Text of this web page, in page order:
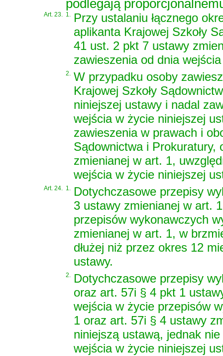
podlegają
Art. 23. 1. Przy ustalaniu łącznego
aplikanta Krajowej Szkoły
41 ust. 2 pkt 7 ustawy
zawieszenia od dnia
2. W przypadku osoby
Krajowej Szkoły
niniejszej ustawy i nadal
wejścia w życie niniejszej
zawieszenia w prawach i
Sądownictwa i
zmienianej w art. 1,
wejścia w życie niniejszej
Art. 24. 1. Dotychczasowe przepisy
3 ustawy zmienianej w art.
przepisów wykonawczych
zmienianej w art. 1, w
dłużej niż przez okres 12
ustawy.
2. Dotychczasowe przepisy
oraz art. 57i § 4 pkt 1
wejścia w życie przepisów
1 oraz art. 57i § 4 ustawy
niniejszą ustawą, jednak
wejścia w życie niniejszej